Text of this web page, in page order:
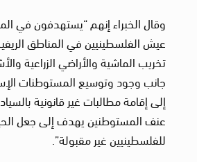
وقال الخبراء إنهم “يستهدفون في
عيش الفلسطينيين في المناطق
تخريب الماشية والأراضي الزراعية
جانب وجود وتوسيع المستوطنات
إلى إقامة مطالبات غير قانونية
عنف المستوطنين يهدف إلى جعل
للفلسطينيين غير مقبولة”.